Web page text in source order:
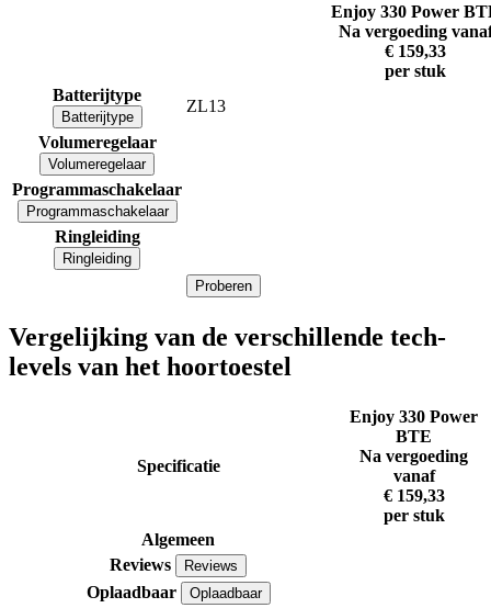
Enjoy 330 Power
Na vergoeding
€ 159,33
per stuk
Batterijtype
Batterijtype
ZL13
Volumeregelaar
Volumeregelaar
Programmaschakelaar
Programmaschakelaar
Ringleiding
Ringleiding
Proberen
Vergelijking van de verschillende tech-
levels van het hoortoestel
Specificatie
Enjoy 330 Power
BTE
Na vergoeding
vanaf
€ 159,33
per stuk
Algemeen
Reviews
Reviews
Oplaadbaar Oplaadbaar